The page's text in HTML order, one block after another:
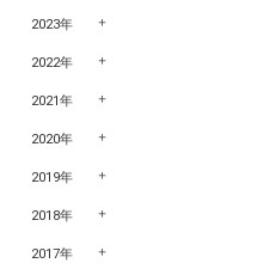
2023年
2022年
2021年
2020年
2019年
2018年
2017年